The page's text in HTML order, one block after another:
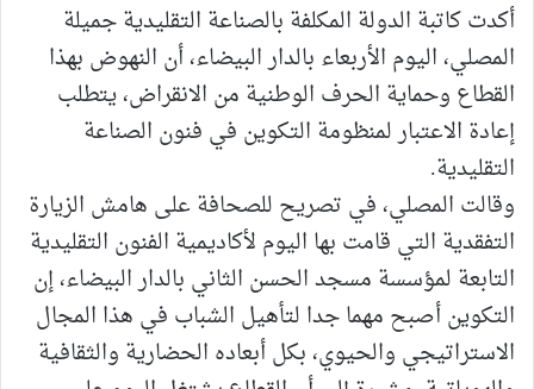
أكدت كاتبة الدولة المكلفة بالصناعة التقليدية جميلة
المصلي، اليوم الأربعاء بالدار البيضاء، أن النهوض بهذا
القطاع وحماية الحرف الوطنية من الانقراض، يتطلب
إعادة الاعتبار لمنظومة التكوين في فنون الصناعة
التقليدية.
وقالت المصلي، في تصريح للصحافة على هامش الزيارة
التفقدية التي قامت بها اليوم لأكاديمية الفنون التقليدية
التابعة لمؤسسة مسجد الحسن الثاني بالدار البيضاء، إن
التكوين أصبح مهما جدا لتأهيل الشباب في هذا المجال
الاستراتيجي والحيوي، بكل أبعاده الحضارية والثقافية